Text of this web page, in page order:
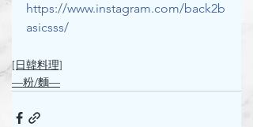
https://www.instagram.com/back2b
asicsss/
[日韓料理]
—粉/麵—